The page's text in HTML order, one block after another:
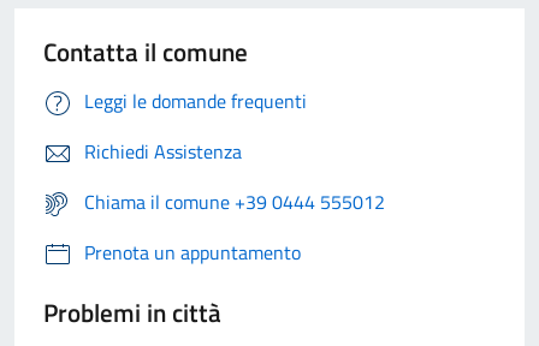
Contatta il comune
Leggi le domande frequenti
Richiedi Assistenza
Chiama il comune +39 0444 555012
Prenota un appuntamento
Problemi in città